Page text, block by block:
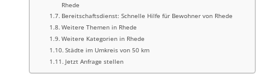
Rhede
Bereitschaftsdienst: Schnelle Hilfe für Bewohner von Rhede
Weitere Themen in Rhede
Weitere Kategorien in Rhede
Städte im Umkreis von 50 km
Jetzt Anfrage stellen